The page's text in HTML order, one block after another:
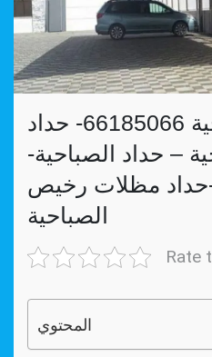
رقم حداد الصباحية 66185066- حداد
– حداد الصباحية-
حداد مظلات رخيص
الصباحية
Rate
المحتوي